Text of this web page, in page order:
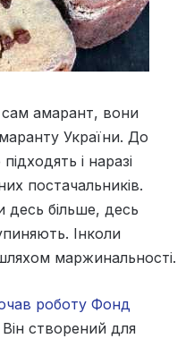
амарант, вони
України. До
і наразі
постачальників.
більше, десь
Інколи
маржинальності.
роботу Фонд
Він створений для